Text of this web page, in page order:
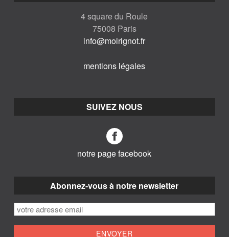
4 square du Roule
75008 Paris
info@moirignot.fr
mentions légales
SUIVEZ NOUS
notre page facebook
Abonnez-vous à notre newsletter